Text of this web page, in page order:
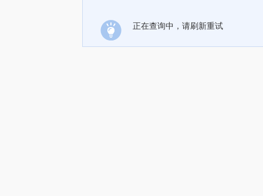
正在查询中，请刷新重试